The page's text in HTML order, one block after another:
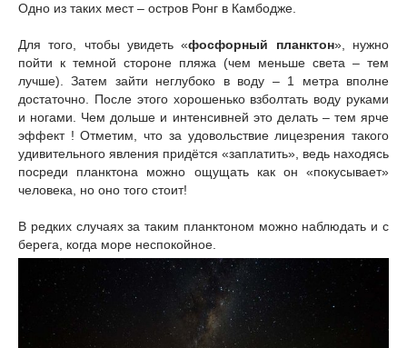
Одно из таких мест – остров Ронг в Камбодже.
Для того, чтобы увидеть «фосфорный планктон», нужно
пойти к темной стороне пляжа (чем меньше света – тем
лучше). Затем зайти неглубоко в воду – 1 метра вполне
достаточно. После этого хорошенько взболтать воду руками
и ногами. Чем дольше и интенсивней это делать – тем ярче
эффект ! Отметим, что за удовольствие лицезрения такого
удивительного явления придётся «заплатить», ведь находясь
посреди планктона можно ощущать как он «покусывает»
человека, но оно того стоит!
В редких случаях за таким планктоном можно наблюдать и с
берега, когда море неспокойное.